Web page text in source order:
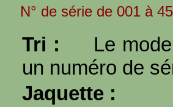
N° de série de 001 à
Tri :
Le
un numéro de
Jaquette :